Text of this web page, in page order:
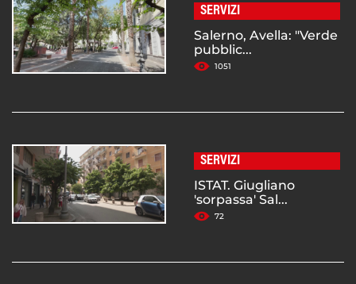
SERVIZI
Salerno, Avella: "Verde
pubblic...
1051
SERVIZI
ISTAT. Giugliano
'sorpassa' Sal...
72